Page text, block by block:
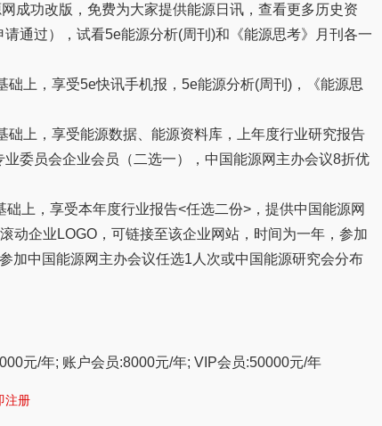
功改版，免费为大家提供能源日讯，查看更多历史资
通过），试看5e能源分析(周刊)和《能源思考》月刊各一
上，享受5e快讯手机报，5e能源分析(周刊)，《能源思
上，享受能源数据、能源资料库，上年度行业研究报告
委员会企业会员（二选一），中国能源网主办会议8折优
上，享受本年度行业报告<任选二份>，提供中国能源网
动企业LOGO，可链接至该企业网站，时间为一年，参加
加中国能源网主办会议任选1人次或中国能源研究会分布
元/年; 账户会员:8000元/年; VIP会员:50000元/年
注册